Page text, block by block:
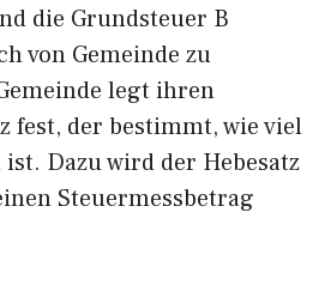
die Grundsteuer B
von Gemeinde zu
legt ihren
fest, der bestimmt, wie viel
Dazu wird der Hebesatz
Steuermessbetrag